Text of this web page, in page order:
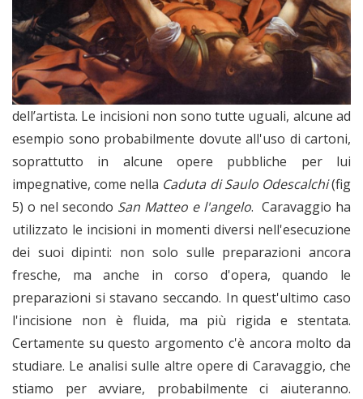
dell’artista. Le incisioni non sono tutte uguali, alcune ad
esempio sono probabilmente dovute all'uso di cartoni,
soprattutto in alcune opere pubbliche per lui
impegnative, come nella Caduta di Saulo Odescalchi(fig
5) o nel secondo San Matteo e l'angelo. Caravaggio ha
utilizzato le incisioni in momenti diversi nell'esecuzione
dei suoi dipinti: non solo sulle preparazioni ancora
fresche, ma anche in corso d'opera, quando le
preparazioni si stavano seccando. In quest'ultimo caso
l'incisione non è fluida, ma più rigida e stentata.
Certamente su questo argomento c'è ancora molto da
studiare. Le analisi sulle altre opere di Caravaggio, che
stiamo per avviare, probabilmente ci aiuteranno.